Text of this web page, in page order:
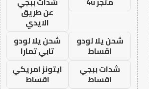
عن طريق
الايدي
شحن يلا لودو
اقساط
شحن يلا لودو
تابي تمارا
شدات ببجي
اقساط
ايتونز امريكي
اقساط